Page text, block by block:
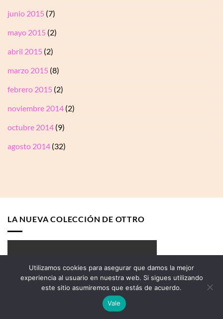
junio 2015 (7)
mayo 2015 (2)
abril 2015 (2)
marzo 2015 (8)
febrero 2015 (2)
noviembre 2014 (2)
octubre 2014 (9)
agosto 2014 (32)
LA NUEVA COLECCIÓN DE OTTRO
Utilizamos cookies para asegurar que damos la mejor
experiencia al usuario en nuestra web. Si sigues utilizando
este sitio asumiremos que estás de acuerdo.
Vale